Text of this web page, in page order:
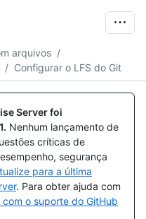
arquivos /
/ Configurar o LFS do Git
Server foi
. Nenhum lançamento de
críticas de
segurança
para a última
. Para obter ajuda com
o suporte do GitHub